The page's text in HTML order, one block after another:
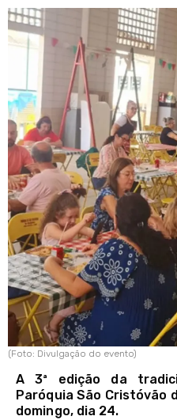
(Foto: Divulgação do evento)
A 3ª edição da
Paróquia São Cristóvão
domingo, dia 24.